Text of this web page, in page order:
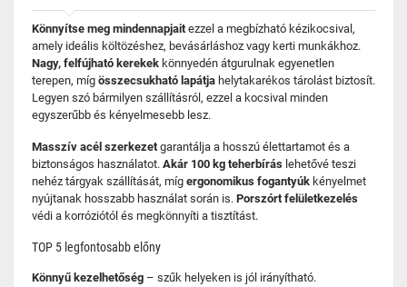
Könnyítse meg mindennapjaitezzel a megbízható kézikocsival,
amely ideális költözéshez, bevásárláshoz vagy kerti munkákhoz.
Nagy, felfújható kerekek könnyedén átgurulnak egyenetlen
terepen, míg összecsukható lapátja helytakarékos tárolást biztosít.
Legyen szó bármilyen szállításról, ezzel a kocsival minden
egyszerűbb és kényelmesebb lesz.
Masszív acél szerkezetgarantálja a hosszú élettartamot és a
biztonságos használatot. Akár 100 kg teherbírás lehetővé teszi
nehéz tárgyak szállítását, míg ergonomikus fogantyúk kényelmet
nyújtanak hosszabb használat során is. Porszórt felületkezelés
védi a korróziótól és megkönnyíti a tisztítást.
TOP 5 legfontosabb előny
Könnyű kezelhetőség – szűk helyeken is jól irányítható.